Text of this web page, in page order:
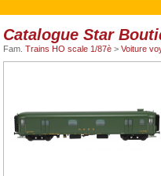
Catalogue Star
Fam. Trains HO scale 1/87è > Voiture